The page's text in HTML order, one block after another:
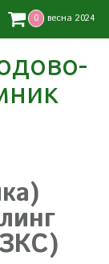
0 весна 2024